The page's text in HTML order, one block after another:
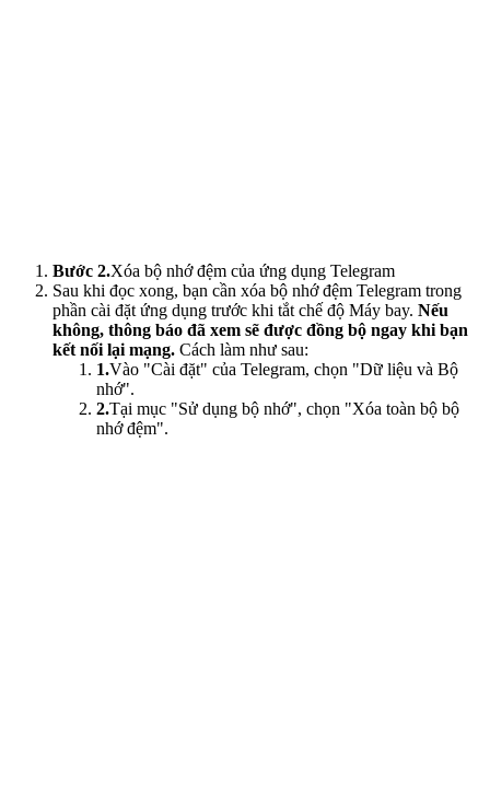
Bước 2.Xóa bộ nhớ đệm của ứng dụng Telegram
Sau khi đọc xong, bạn cần xóa bộ nhớ đệm Telegram trong
phần cài đặt ứng dụng trước khi tắt chế độ Máy bay. Nếu
không, thông báo đã xem sẽ được đồng bộ ngay khi bạn
kết nối lại mạng. Cách làm như sau:
1.Vào "Cài đặt" của Telegram, chọn "Dữ liệu và Bộ
nhớ".
2.Tại mục "Sử dụng bộ nhớ", chọn "Xóa toàn bộ bộ
nhớ đệm".